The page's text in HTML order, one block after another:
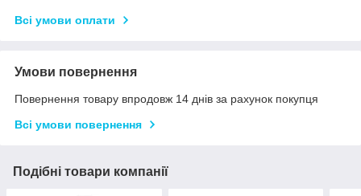
Всі умови оплати
Умови повернення
Повернення товару впродовж 14 днів за рахунок покупця
Всі умови повернення
Подібні товари компанії